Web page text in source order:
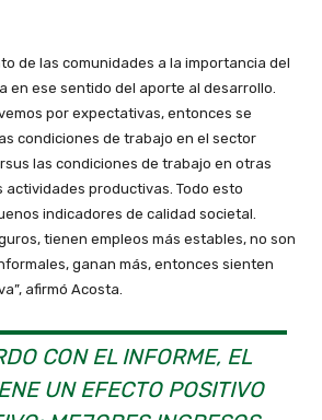
de las comunidades a la importancia del
en ese sentido del aporte al desarrollo.
por expectativas, entonces se
condiciones de trabajo en el sector
las condiciones de trabajo en otras
actividades productivas. Todo esto
indicadores de calidad societal.
tienen empleos más estables, no son
ganan más, entonces sienten
afirmó Acosta.
CON EL INFORME, EL
UN EFECTO POSITIVO